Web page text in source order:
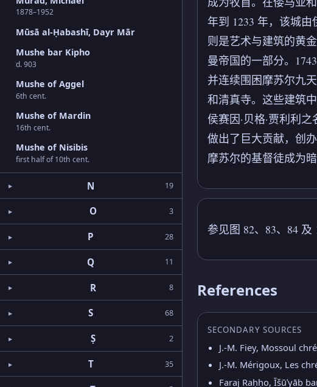
1878–1952
Mūsā al-Ḥabashī, Dayr Mār
Mushe bar Kipho
d. 903
Mushe of Aggel
6th cent.
Mushe of Mardin
16th cent.
Mushe of Nisibis
first half of 10th cent.
N 19
O 3
P 28
Q 11
R 8
S 68
Ṣ 2
T 35
年到 1233 年，该城由
则是艺术与建筑的黄
曼帝国的一部分。
并连续围困摩苏尔九
和清真寺。这些建筑
侯赛因·贝格·贾利利
做出了巨大贡献，创
摩苏尔的基督徒成为
参见图 82、83、84 及
References
SECONDARY SOURCES
J.-M. Fiey, Mossoul
J.-M. Mérigoux, Les
Faraj Raḥḥo, Īšūʿyāb